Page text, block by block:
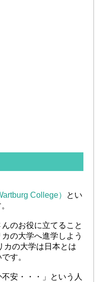
College）
とい
のお役に立てること
の大学へ進学しよう
カの大学は日本とは
す。
安・・・」という人